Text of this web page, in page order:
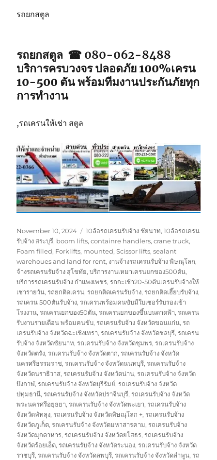
รถยกสตูล
รถยกสตูล ☎ 080-062-8488
บริการครบวงจร ปลอดภัย 100%เครน
10-500 ตัน พร้อมทีมงานประกันภัยทุก
การทำงาน
,รถเครนให้เช่า สตูล
Posted
on
November 10, 2024 Tags
10ล้อรถเครนรับจ้าง ชัยนาท,10ล้อรถเครน
รับจ้าง สระบุรี, boom lifts,containre handlers,crane truck,
Foam filled, Forklifts, mounted,Scissor lifts,sealant
warehoues and land for rent, งานจ้างรถเครนรับจ้าง พิษณุโลก,
จ้างรถเครนรับจ้าง สุโขทัย,บริการงานเหมาเครนยกของ500ตัน,
บริการรถเครนรับจ้าง กำแพงเพชร,รถกะเช้า20-50ตันเครนรับจ้างให้
เช่ารายวัน,รถยกติดเครน,รถยกติดเครนรับจ้าง,รถยกติดเฮี๊ยบรับจ้าง,
รถเครน 500ตันรับจ้าง,รถเครนพร้อมคนขับมีใบเซอร์รับรองเข้า
โรงงาน,รถเครนยกของ50ตัน,รถเครนยกของขึ้นบนดาดฟ้า,รถเครน
รับงานรายเดือน พร้อมคนขับ,รถเครนรับจ้าง จังหวัดขอนแก่น,รถ
เครนรับจ้าง จังหวัดฉะเชิงเทรา,รถเครนรับจ้าง จังหวัดชลบุรี,รถเครน
รับจ้าง จังหวัดชัยนาท,รถเครนรับจ้าง จังหวัดชุมพร,รถเครนรับจ้าง
จังหวัดตรัง,รถเครนรับจ้าง จังหวัดตาก,รถเครนรับจ้าง จังหวัด
นครศรีธรรมราช,รถเครนรับจ้าง จังหวัดนนทบุรี,รถเครนรับจ้าง
จังหวัดนราธิวาส,รถเครนรับจ้าง จังหวัดน่าน,รถเครนรับจ้าง จังหวัด
บึงกาฬ,รถเครนรับจ้าง จังหวัดบุรีรัมย์,รถเครนรับจ้าง จังหวัด
ปทุมธานี,รถเครนรับจ้าง จังหวัดปราจีนบุรี,รถเครนรับจ้าง จังหวัด
พระนครศรีอยุธยา,รถเครนรับจ้าง จังหวัดพะเยา,รถเครนรับจ้าง
จังหวัดพัทลุง,รถเครนรับจ้าง จังหวัดพิษณุโลก +,รถเครนรับจ้าง
จังหวัดภูเก็ต,รถเครนรับจ้าง จังหวัดมหาสารคาม,รถเครนรับจ้าง
จังหวัดมุกดาหาร,รถเครนรับจ้าง จังหวัดยโสธร,รถเครนรับจ้าง
จังหวัดร้อยเอ็ด,รถเครนรับจ้าง จังหวัดระนอง,รถเครนรับจ้าง จังหวัด
ราชบุรี,รถเครนรับจ้าง จังหวัดลพบุรี,รถเครนรับจ้าง จังหวัดลำพูน,รถ